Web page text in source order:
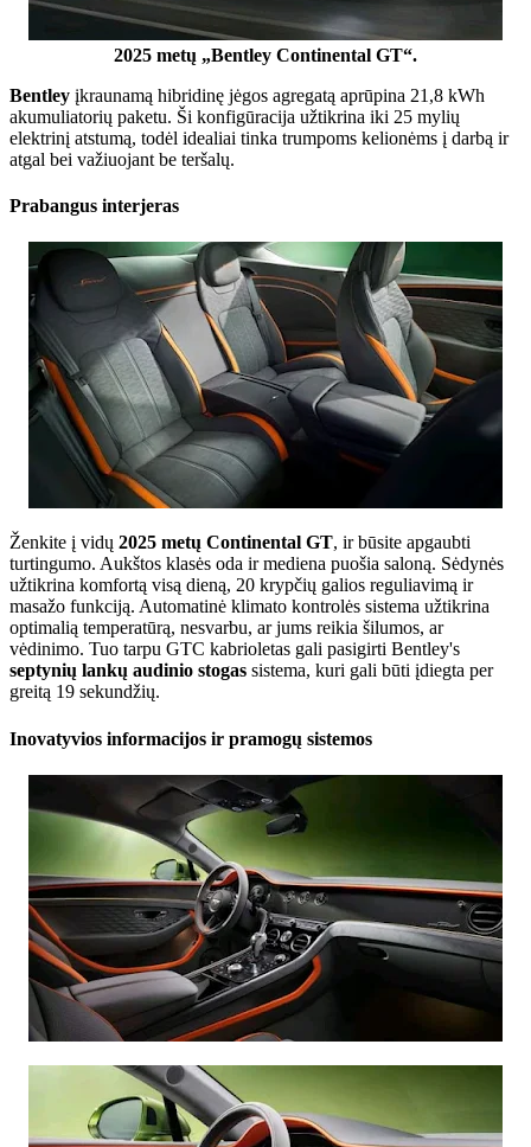
2025 metų „Bentley Continental GT“.
Bentley įkraunamą hibridinę jėgos agregatą aprūpina 21,8 kWh
akumuliatorių paketu. Ši konfigūracija užtikrina iki 25 mylių
elektrinį atstumą, todėl idealiai tinka trumpoms kelionėms į darbą ir
atgal bei važiuojant be teršalų.
Prabangus interjeras
Ženkite į vidų 2025 metų Continental GT, ir būsite apgaubti
turtingumo. Aukštos klasės oda ir mediena puošia saloną. Sėdynės
užtikrina komfortą visą dieną, 20 krypčių galios reguliavimą ir
masažo funkciją. Automatinė klimato kontrolės sistema užtikrina
optimalią temperatūrą, nesvarbu, ar jums reikia šilumos, ar
vėdinimo. Tuo tarpu GTC kabrioletas gali pasigirti Bentley's
septynių lankų audinio stogas sistema, kuri gali būti įdiegta per
greitą 19 sekundžių.
Inovatyvios informacijos ir pramogų sistemos